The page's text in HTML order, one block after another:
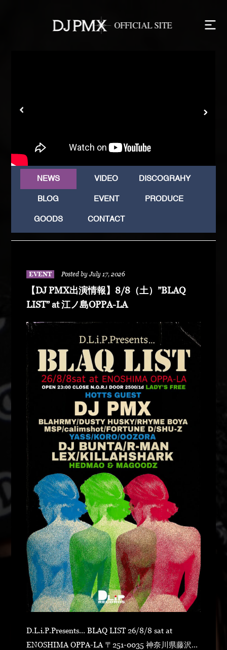
NEWS VIDEO DISCOGRAHY
BLOG EVENT PRODUCE
GOODS CONTACT
EVENT Posted by July 17, 2026
【DJ PMX出演情報】8/8（土）”BLAQ
LIST” at 江ノ島OPPA-LA
D.L.i.P.Presents... BLAQ LIST 26/8/8 sat at
ENOSHIMA OPPA-LA 〒251-0035 神奈川県藤沢市